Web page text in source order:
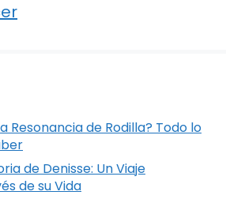
Resonancia de Rodilla? Todo lo
de Denisse: Un Viaje
de su Vida